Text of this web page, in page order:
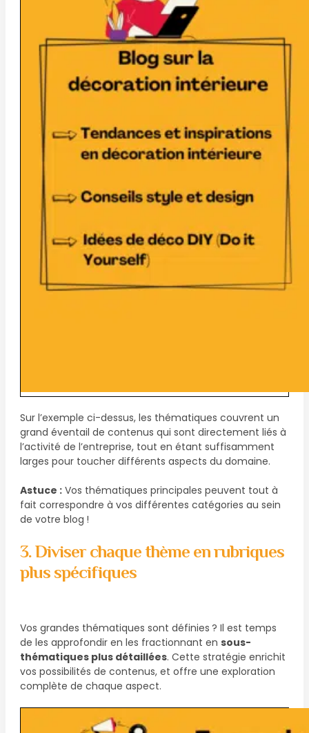
Sur l’exemple ci-dessus, les thématiques couvrent un
grand éventail de contenus qui sont directement liés à
l’activité de l’entreprise, tout en étant suffisamment
larges pour toucher différents aspects du domaine.
Astuce : Vos thématiques principales peuvent tout à
fait correspondre à vos différentes catégories au sein
de votre blog !
3. Diviser chaque thème en rubriques
plus spécifiques
Vos grandes thématiques sont définies ? Il est temps
de les approfondir en les fractionnant en sous-
thématiques plus détaillées. Cette stratégie enrichit
vos possibilités de contenus, et offre une exploration
complète de chaque aspect.